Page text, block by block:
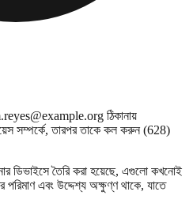
ঠিকানায়
সম্পর্কে, তারপর তাকে কল করুন(628)
ডিভাইসে তৈরি করা হয়েছে, এগুলো কখনোই
এবং উদ্দেশ্য অক্ষুণ্ণ থাকে, যাতে